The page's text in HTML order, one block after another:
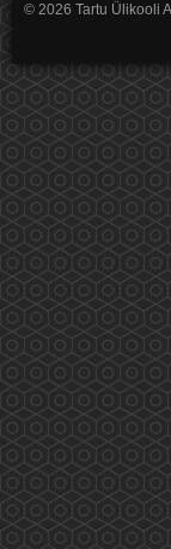
© 2026 Tartu Ülikooli